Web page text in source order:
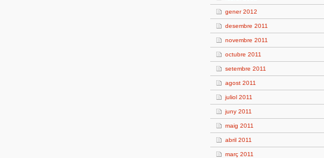
gener 2012
desembre 2011
novembre 2011
octubre 2011
setembre 2011
agost 2011
juliol 2011
juny 2011
maig 2011
abril 2011
març 2011